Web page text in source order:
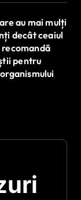
au mai mulți
decât ceaiul
recomandă
pentru